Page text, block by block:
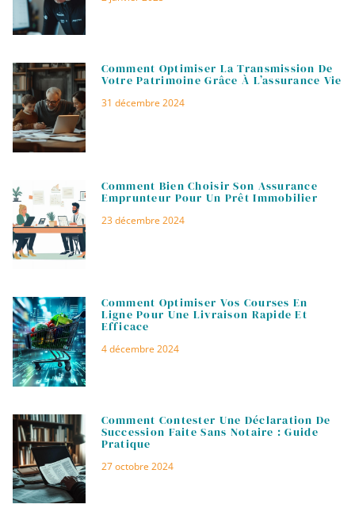
Comment Optimiser La Transmission De
Votre Patrimoine Grâce À L’assurance Vie
31 décembre 2024
Comment Bien Choisir Son Assurance
Emprunteur Pour Un Prêt Immobilier
23 décembre 2024
Comment Optimiser Vos Courses En
Ligne Pour Une Livraison Rapide Et
Efficace
4 décembre 2024
Comment Contester Une Déclaration De
Succession Faite Sans Notaire : Guide
Pratique
27 octobre 2024